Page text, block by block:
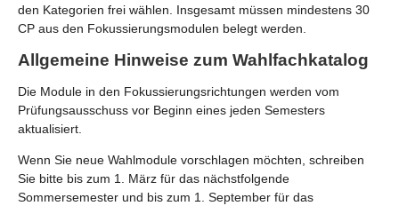
den Kategorien frei wählen. Insgesamt müssen mindestens 30
CP aus den Fokussierungsmodulen belegt werden.
Allgemeine Hinweise zum Wahlfachkatalog
Die Module in den Fokussierungsrichtungen werden vom
Prüfungsausschuss vor Beginn eines jeden Semesters
aktualisiert.
Wenn Sie neue Wahlmodule vorschlagen möchten, schreiben
Sie bitte bis zum 1. März für das nächstfolgende
Sommersemester und bis zum 1. September für das